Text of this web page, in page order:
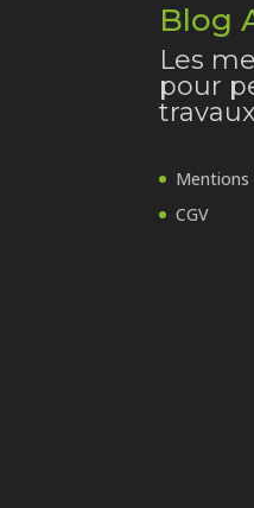
Blog
Les
pour
Mentions
CGV